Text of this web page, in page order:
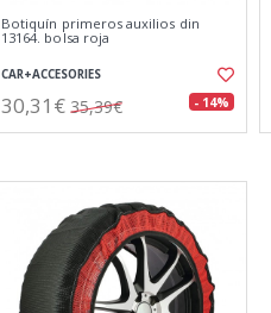
Botiquín primeros auxilios din
13164. bolsa roja
CAR+ACCESORIES
30,31€ 35,39€ - 14%